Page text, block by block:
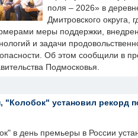
поля – 2026» в
Дмитровского округа,
меры поддержки,
и задачи
Об этом сообщили в
Подмосковья.
"Колобок" установил рекорд
в день премьеры в России